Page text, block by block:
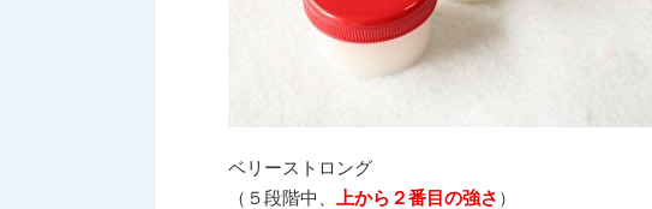
ベリーストロング
（５段階中、
上から２番目の強さ ）